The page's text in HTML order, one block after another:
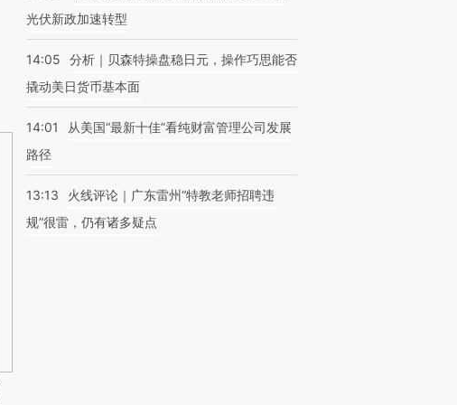
光伏新政加速转型
14:05
分析｜贝森特操盘稳日元，操作巧思能否
撬动美日货币基本面
14:01
从美国“最新十佳”看纯财富管理公司发展
路径
13:13
火线评论｜广东雷州“特教老师招聘违
规”很雷，仍有诸多疑点